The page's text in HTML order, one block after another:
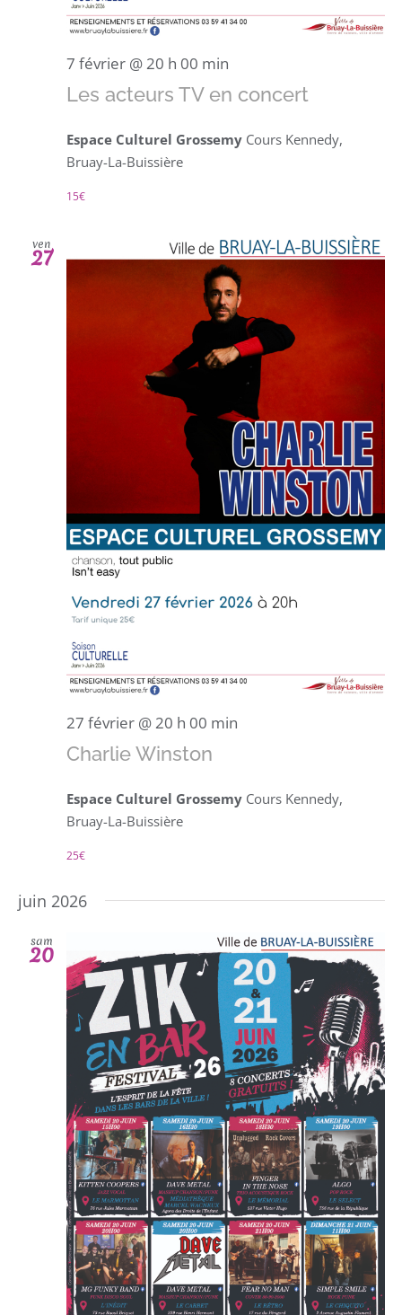
7 février @ 20 h 00 min
Les acteurs TV en concert
Espace Culturel Grossemy Cours Kennedy,
Bruay-La-Buissière
15€
ven
27
27 février @ 20 h 00 min
Charlie Winston
Espace Culturel Grossemy Cours Kennedy,
Bruay-La-Buissière
25€
juin 2026
sam
20